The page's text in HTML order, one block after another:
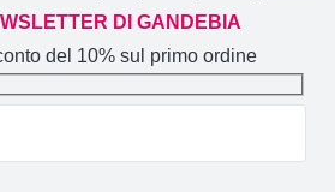
DI GANDEBIA
del 10% sul primo ordine